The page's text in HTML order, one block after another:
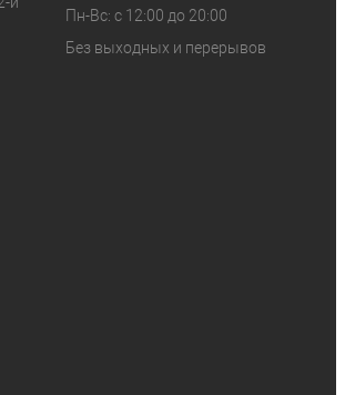
Пн-Вс: с 12:00 до 20:00
Без выходных и перерывов